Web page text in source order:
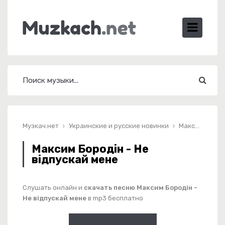
Музкач.нет Украинские и русские новинки Максим Бородін - Не відпускай мене
Максим Бородін - Не
відпускай мене
Слушать онлайн и скачать песню Максим Бородін -
Не відпускай мене в mp3 бесплатно